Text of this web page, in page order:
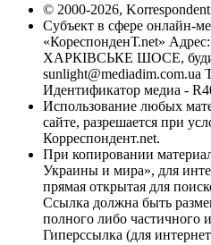
© 2000-2026,
Субъект в сфере онлайн-
«КореспонденТ.net»
ХАРКІВСЬКЕ ШОСЕ,
sunlight@mediadim.com.ua
Идентификатор медиа -
Использование любых
сайте, разрешается при
Корреспондент.net.
При копировании
Украины и мира», для
прямая открытая для
Ссылка должна быть
полного либо частичного
Гиперссылка (для